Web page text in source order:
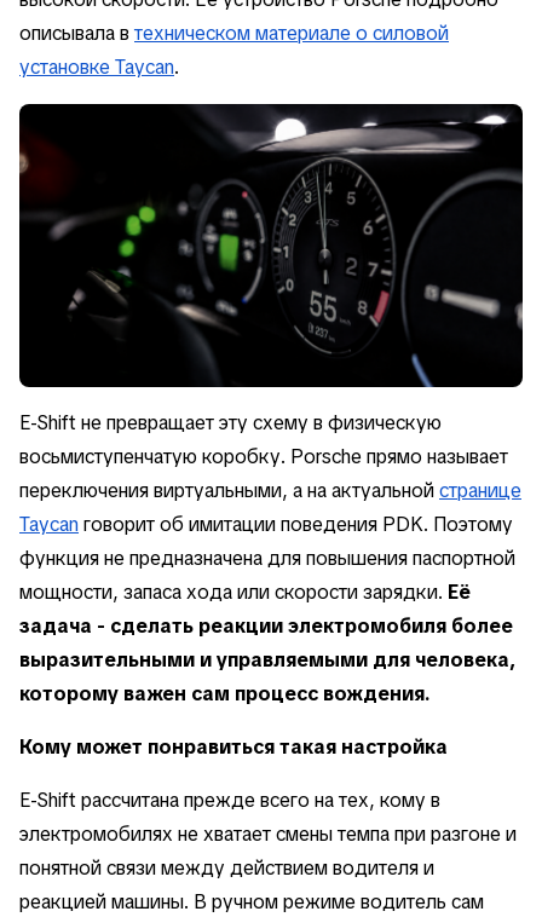
описывала в техническом материале о силовой
установке Taycan.
E-Shift не превращает эту схему в физическую
восьмиступенчатую коробку. Porsche прямо называет
переключения виртуальными, а на актуальнойстранице
Taycanговорит об имитации поведения PDK. Поэтому
функция не предназначена для повышения паспортной
мощности, запаса хода или скорости зарядки. Её
задача - сделать реакции электромобиля более
выразительными и управляемыми для человека,
которому важен сам процесс вождения.
Кому может понравиться такая настройка
E-Shift рассчитана прежде всего на тех, кому в
электромобилях не хватает смены темпа при разгоне и
понятной связи между действием водителя и
реакцией машины. В ручном режиме водитель сам